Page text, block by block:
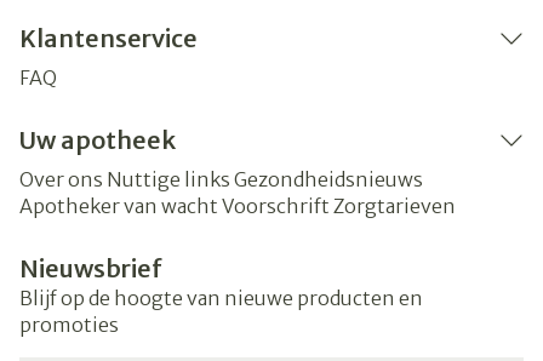
Klantenservice
FAQ
Uw apotheek
Over ons Nuttige links Gezondheidsnieuws
Apotheker van wacht Voorschrift Zorgtarieven
Nieuwsbrief
Blijf op de hoogte van nieuwe producten en
promoties